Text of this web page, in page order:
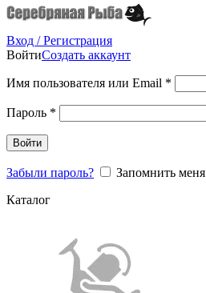
Вход / Регистрация
ВойтиСоздать аккаунт
Имя пользователя или Email *
Пароль *
Войти
Забыли пароль?
Запомнить меня
Каталог